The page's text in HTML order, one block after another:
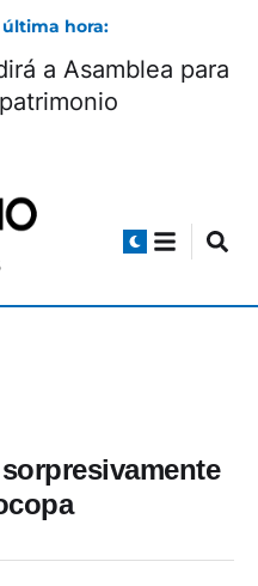
hora:
a Asamblea para